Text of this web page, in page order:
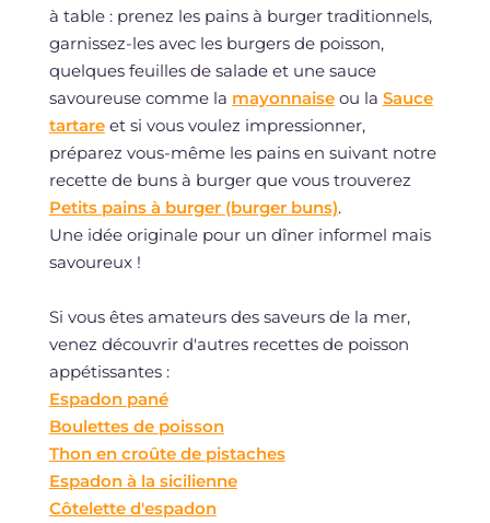
à table : prenez les pains à burger traditionnels,
garnissez-les avec les burgers de poisson,
quelques feuilles de salade et une sauce
savoureuse comme la mayonnaiseou la Sauce
tartareet si vous voulez impressionner,
préparez vous-même les pains en suivant notre
recette de buns à burger que vous trouverez
Petits pains à burger (burger buns).
Une idée originale pour un dîner informel mais
savoureux !
Si vous êtes amateurs des saveurs de la mer,
venez découvrir d'autres recettes de poisson
appétissantes :
Espadon pané
Boulettes de poisson
Thon en croûte de pistaches
Espadon à la sicilienne
Côtelette d'espadon